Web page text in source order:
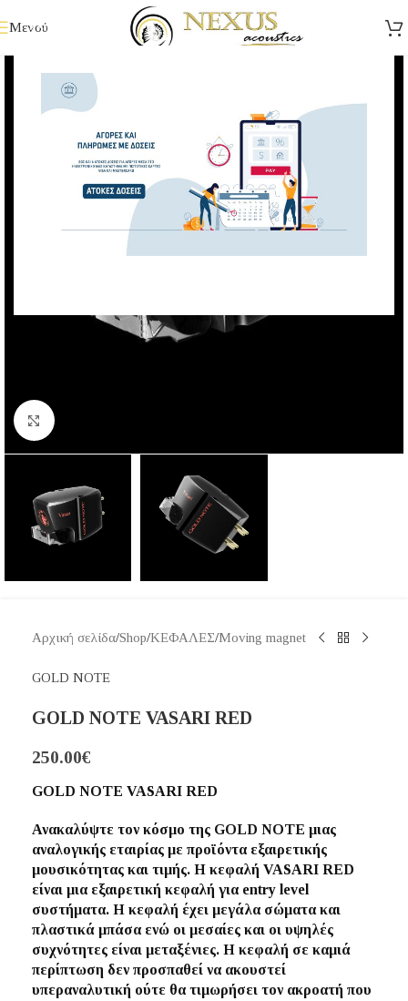
Μενού
Κάντε κλικ για μεγέθυνση
Αρχική σελίδα/Shop/ΚΕΦΑΛΕΣ/Moving magnet
GOLD NOTE
GOLD NOTE VASARI RED
250.00€
GOLD NOTE VASARI RED
Ανακαλύψτε τον κόσμο της GOLD NOTE μιας
αναλογικής εταιρίας με προϊόντα εξαιρετικής
μουσικότητας και τιμής. Η κεφαλή VASARI RED
είναι μια εξαιρετική κεφαλή για entry level
συστήματα. Η κεφαλή έχει μεγάλα σώματα και
πλαστικά μπάσα ενώ οι μεσαίες και οι υψηλές
συχνότητες είναι μεταξένιες. Η κεφαλή σε καμιά
περίπτωση δεν προσπαθεί να ακουστεί
υπεραναλυτική ούτε θα τιμωρήσει τον ακροατή που